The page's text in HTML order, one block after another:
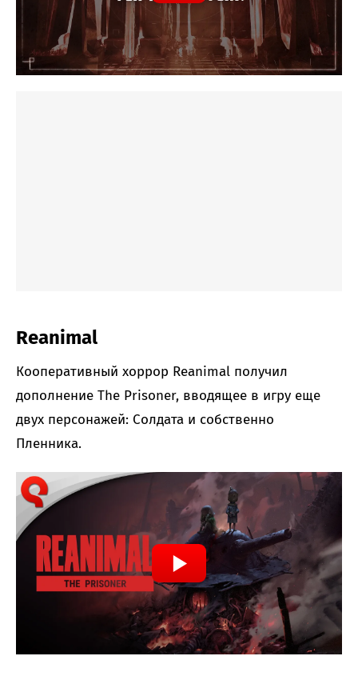
Reanimal
Кооперативный хоррор Reanimal получил
дополнение The Prisoner, вводящее в игру еще
двух персонажей: Солдата и собственно
Пленника.